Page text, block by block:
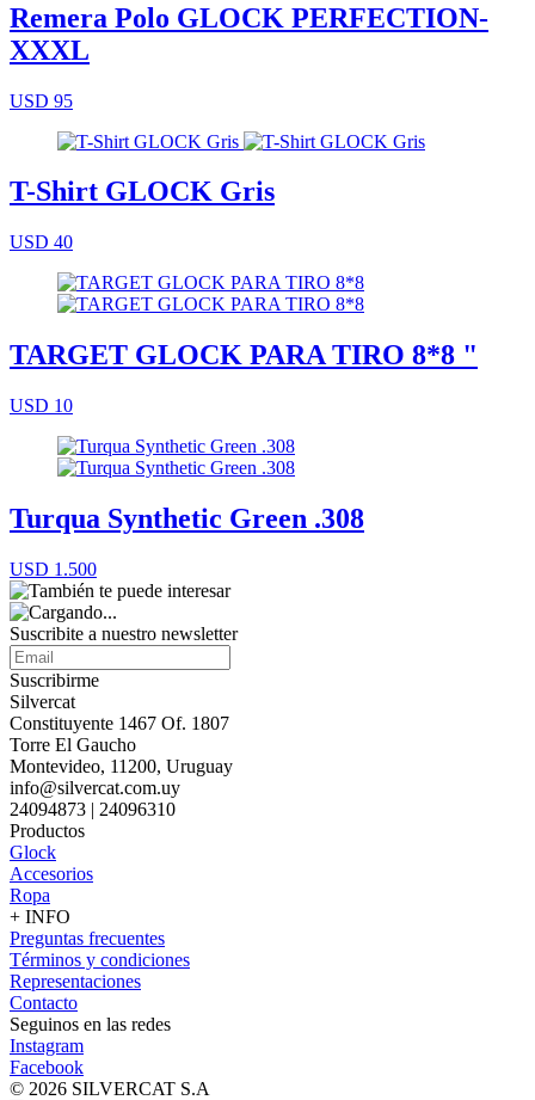
Remera Polo GLOCK PERFECTION-
XXXL
USD 95
T-Shirt GLOCK Gris
USD 40
TARGET GLOCK PARA TIRO 8*8 "
USD 10
Turqua Synthetic Green .308
USD 1.500
Suscribite a nuestro newsletter
Suscribirme
Silvercat
Constituyente 1467 Of. 1807
Torre El Gaucho
Montevideo, 11200, Uruguay
info@silvercat.com.uy
24094873 | 24096310
Productos
Glock
Accesorios
Ropa
+ INFO
Preguntas frecuentes
Términos y condiciones
Representaciones
Contacto
Seguinos en las redes
Instagram
Facebook
© 2026 SILVERCAT S.A